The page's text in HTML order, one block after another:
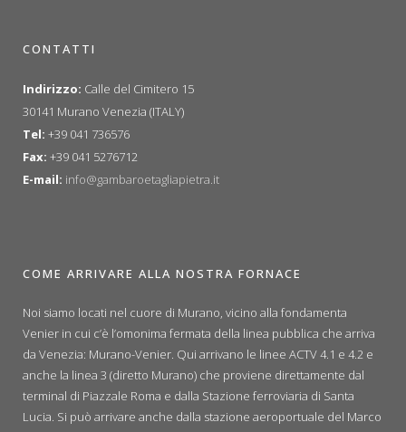
CONTATTI
Indirizzo: Calle del Cimitero 15
30141 Murano Venezia (ITALY)
Tel: +39 041 736576
Fax: +39 041 5276712
E-mail: info@gambaroetagliapietra.it
COME ARRIVARE ALLA NOSTRA FORNACE
Noi siamo locati nel cuore di Murano, vicino alla fondamenta
Venier in cui c’è l’omonima fermata della linea pubblica che arriva
da Venezia: Murano-Venier. Qui arrivano le linee ACTV 4.1 e 4.2 e
anche la linea 3 (diretto Murano) che proviene direttamente dal
terminal di Piazzale Roma e dalla Stazione ferroviaria di Santa
Lucia. Si può arrivare anche dalla stazione aeroportuale del Marco